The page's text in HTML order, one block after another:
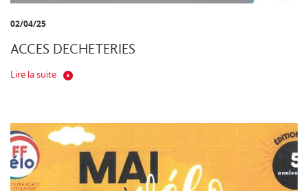
02/04/25
ACCES DECHETERIES
Lire la suite